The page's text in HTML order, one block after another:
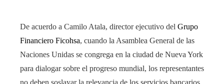
De acuerdo a Camilo Atala, director ejecutivo del Grupo
Financiero Ficohsa, cuando la Asamblea General de las
Naciones Unidas se congrega en la ciudad de Nueva York
para dialogar sobre el progreso mundial, los representantes
no deben soslayar la relevancia de los servicios bancarios